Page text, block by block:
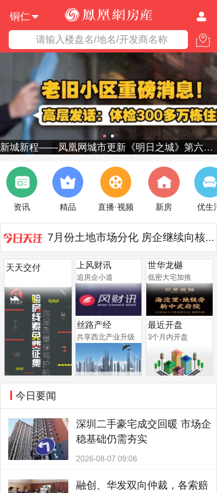
铜仁
请输入楼盘名/地名/开发商名称
新城新程——凤凰网城市更新《明日之城》第六季启幕
资讯 精品 直播·视频 新房 优生
多个热点城市正研究出台住房消费提振举措
7月份土地市场分化 房企继续向核...
天天交付 上风财讯
追房企小道
丝路产经
共享西北产业升级
世华龙樾
低密大宅加推
最近开盘
3个月内开盘
今日要闻
深圳二手豪宅成交回暖 市场企
稳基础仍需夯实
2026-08-07 09:06
融创、华发双向仲裁，各索赔